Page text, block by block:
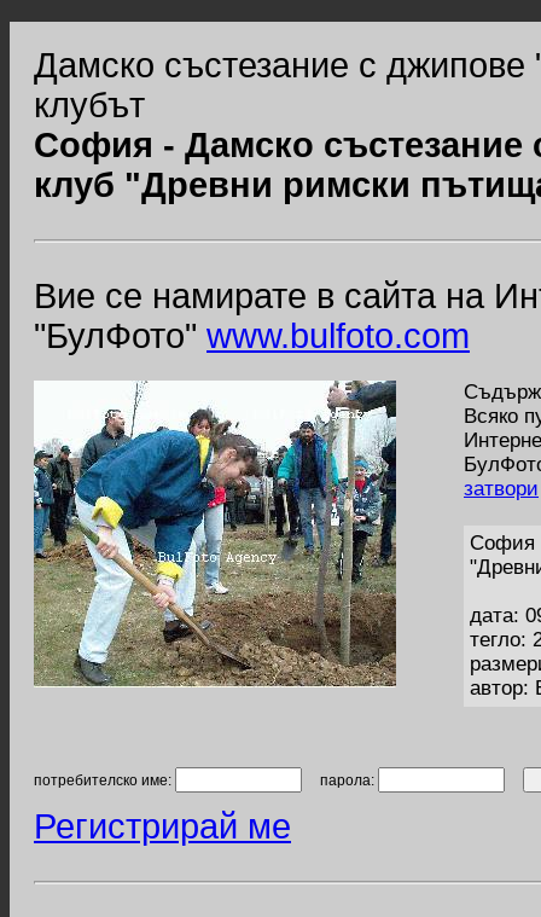
Дамско състезание с
клубът
София - Дамско
клуб "Древни римски
Вие се намирате в сайта на
"БулФото" www.bulfoto.com
Всяко
затвори
София
дата:
тегло:
автор:
потребителско име: парола:
Регистрирай ме